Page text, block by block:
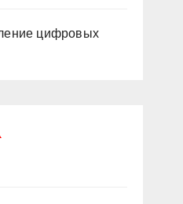
цифровых